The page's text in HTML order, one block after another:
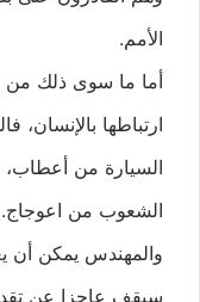
الأمم.
أما ما سوى ذلك من
ارتباطها بالإنسان،
السيارة من
الشعوب من اعوجاج.
والمهندس يمكن أن
سيقف عاجزا عن